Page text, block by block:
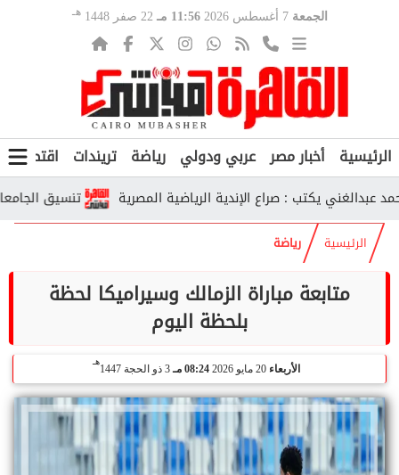
الجمعة 7 أغسطس 2026 11:56 مـ 22 صفر 1448 هـ
الرئيسية أخبار مصر عربي ودولي رياضة تريندات اقتصاد
تنسيق الجامعات الحكومية 2026.. رابط تسجيل يكتب : صراع الإندية الرياضية المصرية
الرئيسية رياضة
متابعة مباراة الزمالك وسيراميكا لحظة
بلحظة اليوم
الأربعاء 20 مايو 2026 08:24 مـ 3 ذو الحجة 1447
هـ